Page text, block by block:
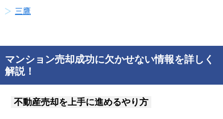
三鷹
マンション売却成功に欠かせない情報を詳しく
解説！
不動産売却を上手に進めるやり方